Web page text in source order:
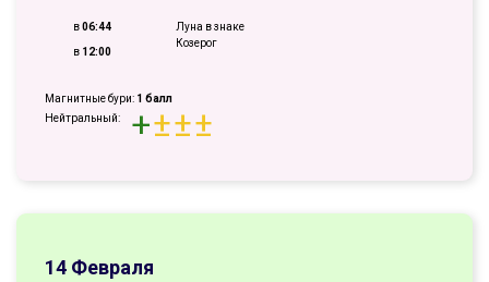
в06:44
в 12:00
Луна в знаке
Козерог
Магнитные бури: 1 балл
Нейтральный:
+±±±
14 Февраля